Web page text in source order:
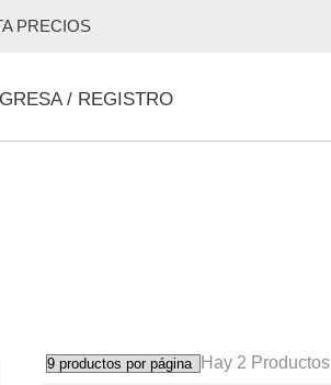
PRECIOS
/ REGISTRO
Hay 2 Productos